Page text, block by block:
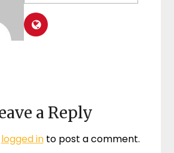
a Reply
logged into post a comment.